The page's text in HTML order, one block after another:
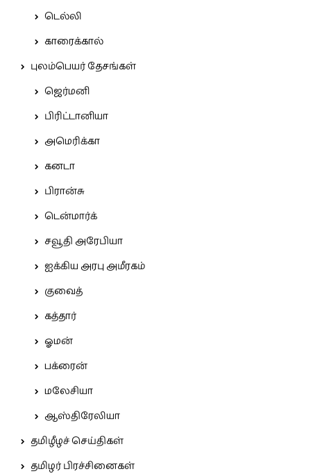
டெல்லி
காரைக்கால்
புலம்பெயர் தேசங்கள்
ஜெர்மனி
பிரிட்டானியா
அமெரிக்கா
கனடா
பிரான்சு
டென்மார்க்
சவூதி அரேபியா
ஐக்கிய அரபு அமீரகம்
குவைத்
கத்தார்
ஓமன்
பக்ரைன்
மலேசியா
ஆஸ்திரேலியா
தமிழீழச் செய்திகள்
தமிழர் பிரச்சினைகள்